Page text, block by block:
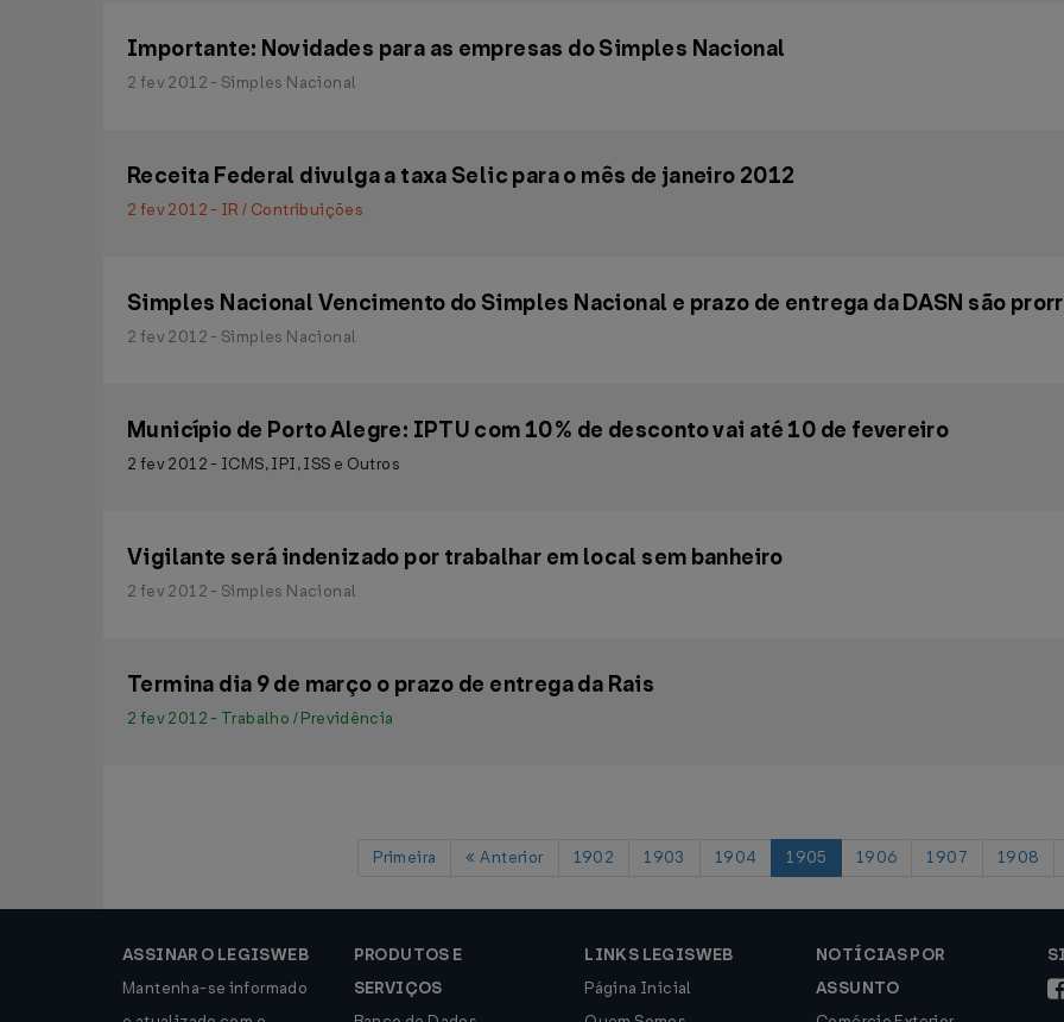
Importante: Novidades para as empresas do Simples Nacional
2 fev 2012 - Simples Nacional
Receita Federal divulga a taxa Selic para o mês de janeiro 2012
2 fev 2012 - IR / Contribuições
Simples Nacional Vencimento do Simples Nacional e prazo de entrega da DASN são
2 fev 2012 - Simples Nacional
Município de Porto Alegre: IPTU com 10% de desconto vai até 10 de fevereiro
2 fev 2012 - ICMS, IPI, ISS e Outros
Vigilante será indenizado por trabalhar em local sem banheiro
2 fev 2012 - Simples Nacional
Termina dia 9 de março o prazo de entrega da Rais
2 fev 2012 - Trabalho / Previdência
Primeira Anterior 1902 1903 1904 1905 1906 1907 1908
ASSINAR O LEGISWEB
Mantenha-se informado
PRODUTOS E
SERVIÇOS
LINKS LEGISWEB
Página Inicial
NOTÍCIAS POR
ASSUNTO